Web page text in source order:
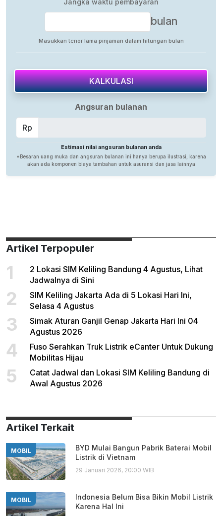
Artikel Terpopuler
1
2 Lokasi SIM Keliling Bandung 4 Agustus, Lihat
Jadwalnya di Sini
2
SIM Keliling Jakarta Ada di 5 Lokasi Hari Ini,
Selasa 4 Agustus
3
Simak Aturan Ganjil Genap Jakarta Hari Ini 04
Agustus 2026
4
Fuso Serahkan Truk Listrik eCanter Untuk Dukung
Mobilitas Hijau
5
Catat Jadwal dan Lokasi SIM Keliling Bandung di
Awal Agustus 2026
Artikel Terkait
MOBIL
BYD Mulai Bangun Pabrik Baterai Mobil
Listrik di Vietnam
29 Januari 2026, 20:00 WIB
MOBIL
Indonesia Belum Bisa Bikin Mobil Listrik
Karena Hal Ini